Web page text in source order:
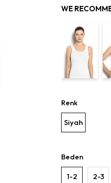
WE
Renk
Siyah
Beden
1-2 2-3